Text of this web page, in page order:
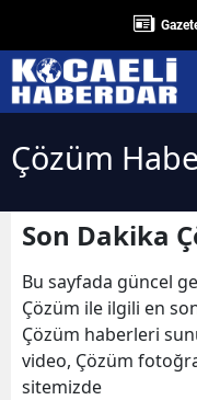
Çözüm
Son Dakika
Bu sayfada güncel
Çözüm ile ilgili en
Çözüm haberleri
video, Çözüm
sitemizde